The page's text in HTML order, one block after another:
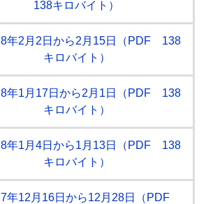
138キロバイト）
年2月2日から2月15日（PDF 138
キロバイト）
年1月17日から2月1日（PDF 138
キロバイト）
年1月4日から1月13日（PDF 138
キロバイト）
年12月16日から12月28日（PDF